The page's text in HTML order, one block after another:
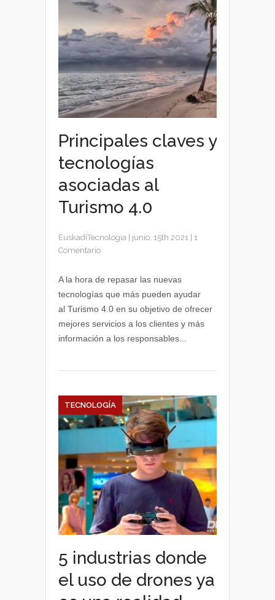
Principales claves y
tecnologías
asociadas al
Turismo 4.0
EuskadiTecnologia junio, 15th 2021
1
Comentario
A la hora de repasar las nuevas
tecnologías que más pueden ayudar
al Turismo 4.0 en su objetivo de ofrecer
mejores servicios a los clientes y más
información a los responsables...
TECNOLOGÍA
5 industrias donde
el uso de drones ya